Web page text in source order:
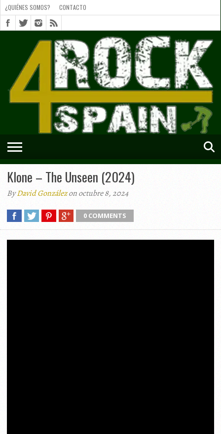
SOMOS?
CONTACTO
SHORTS
¿QUIÉNES SOMOS? CONTACTO
Klone – The Unseen (2024)
ByDavid Gonzálezon octubre 8, 2024
0 COMMENTS